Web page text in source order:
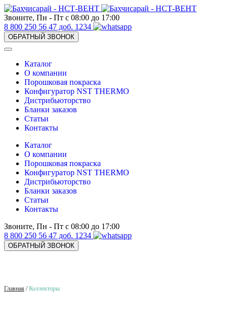
Звоните, Пн - Пт с 08:00 до 17:00
8 800 250 56 47 доб. 1234
ОБРАТНЫЙ ЗВОНОК
Каталог
О компании
Порошковая покраска
Конфигуратор NST THERMO
Дистрибьюторство
Бланки заказов
Статьи
Контакты
Каталог
О компании
Порошковая покраска
Конфигуратор NST THERMO
Дистрибьюторство
Бланки заказов
Статьи
Контакты
Звоните, Пн - Пт с 08:00 до 17:00
8 800 250 56 47 доб. 1234
ОБРАТНЫЙ ЗВОНОК
Главная /Коллекторы